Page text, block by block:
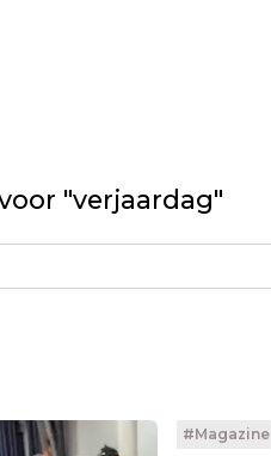
"verjaardag"
#Magazine